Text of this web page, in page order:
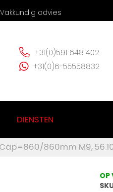
Vakkundig advies
+31(0)591 648 402
+31(0)6-55558832
DIENSTEN
860mm M9,
OP